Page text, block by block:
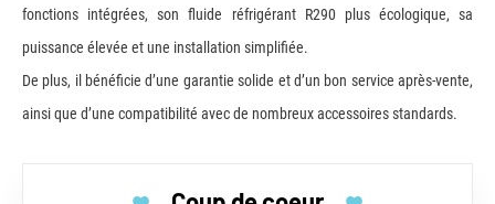
fonctions intégrées, son fluide réfrigérant R290 plus écologique, sa
puissance élevée et une installation simplifiée.
De plus, il bénéficie d’une garantie solide et d’un bon service après-vente,
ainsi que d’une compatibilité avec de nombreux accessoires standards.